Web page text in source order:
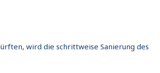
wird die schrittweise Sanierung des